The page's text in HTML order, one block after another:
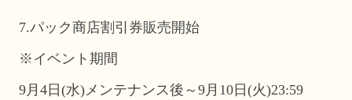
7.パック商店割引券販売開始
※イベント期間
9月4日(水)メンテナンス後～9月10日(火)23:59